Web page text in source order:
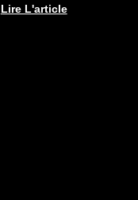
Lire L'article